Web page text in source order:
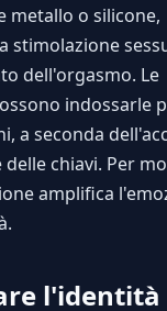
metallo o silicone,
stimolazione
dell'orgasmo. Le
indossarle
a seconda
chiavi. Per
amplifica
l'identità